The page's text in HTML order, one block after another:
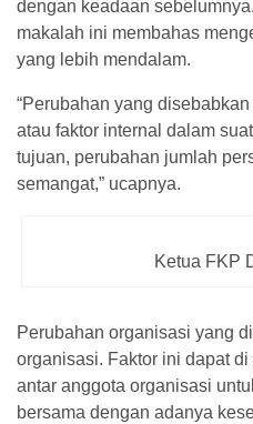
dengan keadaan
makalah ini membahas
yang lebih mendalam.
“Perubahan yang
atau faktor internal dalam
tujuan, perubahan jumlah
semangat,” ucapnya.
Ketua FKP
Perubahan organisasi yang
organisasi. Faktor ini dapat
antar anggota organisasi
bersama dengan adanya